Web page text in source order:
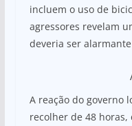
incluem o uso de
agressores revelam
deveria ser
A reação do governo
recolher de 48